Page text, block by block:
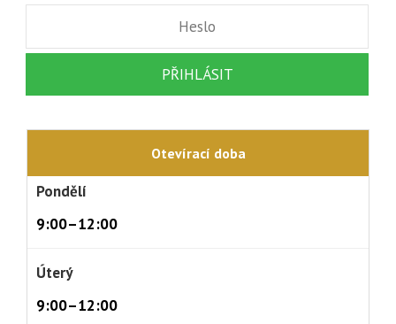
Otevírací doba
Pondělí
9:00–12:00
Úterý
9:00–12:00